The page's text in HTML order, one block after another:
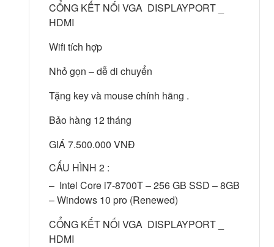
CỔNG KẾT NỐI VGA DISPLAYPORT _
HDMI
Wifi tích hợp
Nhỏ gọn – dễ di chuyển
Tặng key và mouse chính hãng .
Bảo hàng 12 tháng
GIÁ 7.500.000 VNĐ
CẤU HÌNH 2 :
– Intel Core i7-8700T – 256 GB SSD – 8GB
– Windows 10 pro (Renewed)
CỔNG KẾT NỐI VGA DISPLAYPORT _
HDMI